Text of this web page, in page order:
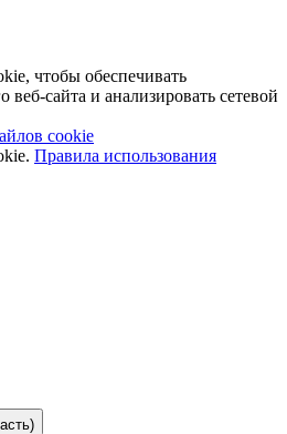
чтобы обеспечивать
сайта и анализировать сетевой
cookie
Правила использования